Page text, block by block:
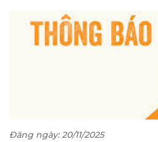
Đăng ngày: 20/11/2025